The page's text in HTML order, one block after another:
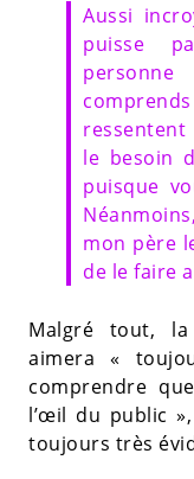
Aussi
puisse
le besoin
puisque
mon père
de le faire
Malgré tout, la
aimera «
comprendre
l’œil du public
toujours très